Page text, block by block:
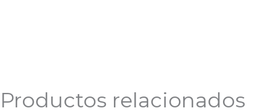
Productos relacionados